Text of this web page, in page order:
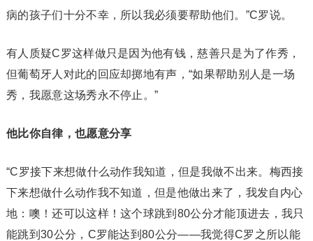
病的孩子们十分不幸，所以我必须要帮助他们。”C罗说。
有人质疑C罗这样做只是因为他有钱，慈善只是为了作秀，
但葡萄牙人对此的回应却掷地有声，“如果帮助别人是一场
秀，我愿意这场秀永不停止。”
他比你自律，也愿意分享
“C罗接下来想做什么动作我知道，但是我做不出来。梅西接
下来想做什么动作我不知道，但是他做出来了，我发自内心
地：噢！还可以这样！这个球跳到80公分才能顶进去，我只
能跳到30公分，C罗能达到80公分——我觉得C罗之所以能